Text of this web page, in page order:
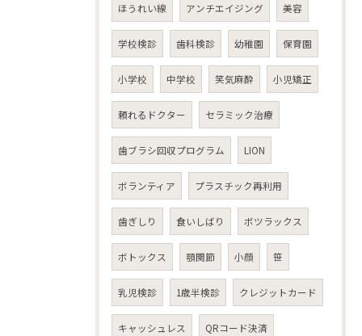
ほうれい線 アンチエイジング 美容
学校検診 歯科検診 幼稚園 保育園
小学校 中学校 笑気麻酔 小児矯正
頼れるドクター セラミック治療
歯ブラシ回収プログラム LION
ボランティア プラスチック再利用
歯ぎしり 食いしばり ボツラックス
ボトックス 顎関節 小顔 笹
乳児検診 1歳半検診 クレジットカード
キャッシュレス QRコード決済